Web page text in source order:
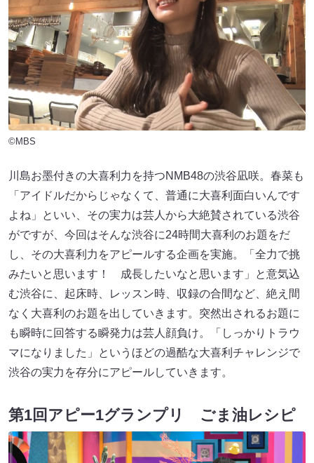
©MBS
川島お墨付きの大喜利力を持つNMB48の渋谷凪咲。春菜も
「アイドルだからじゃなくて、普通に大喜利面白いんです
よね」といい、その実力は芸人から大絶賛されている渋谷
がですが、今回はそんな渋谷に24時間大喜利のお題をだ
し、その大喜利力をアピールする企画を実施。「全力で挑
みたいと思います！ 成長したいなと思います」と意気込
む渋谷に、起床時、レッスン時、収録の合間など、絶え間
なく大喜利のお題を出していきます。突然出されるお題に
も瞬時に回答する瞬発力は芸人顔負け。「しっかりトラウ
マになりました」というほどの過酷な大喜利チャレンジで
渋谷の実力を存分にアピールしていきます。
第1回アピー1グランプリ ごま油レシピ